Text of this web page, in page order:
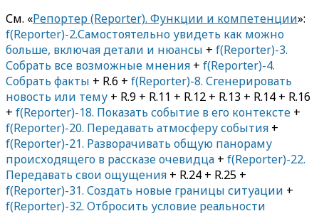
См. «Репортер (Reporter). Функции и компетенции»:
f(Reporter)-2.Самостоятельно увидеть как можно
больше, включая детали и нюансы + f(Reporter)-3.
Собрать все возможные мнения + f(Reporter)-4.
Собрать факты + R.6 + f(Reporter)-8. Сгенерировать
новость или тему + R.9 + R.11 + R.12 + R.13 + R.14 + R.16
+ f(Reporter)-18. Показать событие в его контексте +
f(Reporter)-20. Передавать атмосферу события +
f(Reporter)-21. Разворачивать общую панораму
происходящего в рассказе очевидца + f(Reporter)-22.
Передавать свои ощущения + R.24 + R.25 +
f(Reporter)-31. Создать новые границы ситуации +
f(Reporter)-32. Отбросить условие реальности